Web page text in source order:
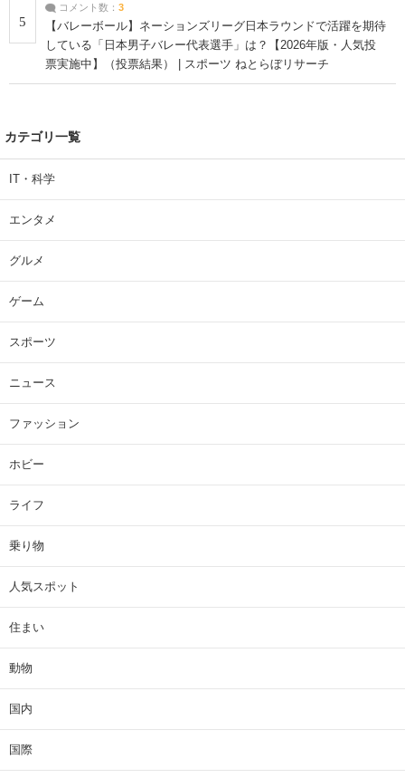
5
コメント数： 3
【バレーボール】ネーションズリーグ日本ラウンドで活躍を期待
している「日本男子バレー代表選手」は？【2026年版・人気投
票実施中】（投票結果） | スポーツ ねとらぼリサーチ
カテゴリ一覧
IT・科学
エンタメ
グルメ
ゲーム
スポーツ
ニュース
ファッション
ホビー
ライフ
乗り物
人気スポット
住まい
動物
国内
国際